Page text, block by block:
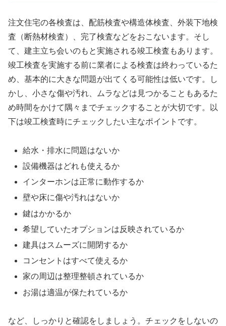
注文住宅の各検査は、配筋検査や構造体検査、外装下地検
査（断熱材検査）、完了検査などをおこないます。そし
て、建主立ち会いのもと実施される竣工検査もあります。
竣工検査を実施する前に業者による検査は終わっているた
め、基本的に大きな問題が出てくる可能性は低いです。し
かし、小さな傷や汚れ、ムラなどは見つかることもあるた
め時間をかけて隅々までチェックすることが大切です。以
下は竣工検査時にチェックしたい主なポイントです。
給水・排水に問題はないか
設備機器はどれも使えるか
インターホンは正常に動作するか
壁や床に傷や汚れはないか
鍵はかかるか
希望していたオプションは反映されているか
建具はスムーズに開閉するか
コンセントはすべて使えるか
家の周辺は整理整頓されているか
お湯は適温が保たれているか
など、しっかりと確認をしましょう。チェックをしないの